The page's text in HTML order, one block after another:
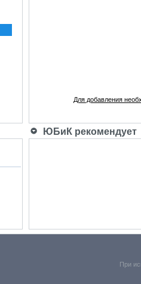
Для добавления
ЮБиК рекомендует
При